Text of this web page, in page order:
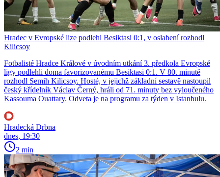
Hradec v Evropské lize podlehl Besiktasi 0:1, v oslabení rozhodl
Kilicsoy
Fotbalisté Hradce Králové v úvodním utkání 3. předkola Evropské
ligy podlehli doma favorizovanému Besiktasi 0:1. V 80. minutě
rozhodl Semih Kilicsoy. Hosté, v jejichž základní sestavě nastoupil
český křídelník Václav Černý, hráli od 71. minuty bez vyloučeného
Kassouma Ouattary. Odveta je na programu za týden v Istanbulu.
Hradecká Drbna
dnes, 19:30
2 min